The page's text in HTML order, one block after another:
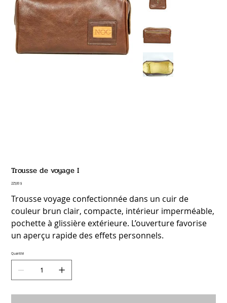
Trousse de voyage I
Prix
225,00 $
Trousse voyage confectionnée dans un cuir de
couleur brun clair, compacte, intérieur imperméable,
pochette à glissière extérieure. L’ouverture favorise
un aperçu rapide des effets personnels.
Quantité